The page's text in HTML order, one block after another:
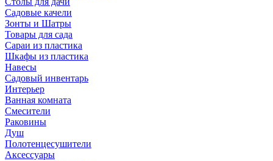
Садовые качели
Зонты и Шатры
Товары для сада
Сараи из пластика
Шкафы из пластика
Навесы
Садовый инвентарь
Интерьер
Ванная комната
Смесители
Раковины
Душ
Полотенцесушители
Аксессуары